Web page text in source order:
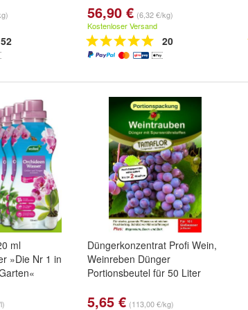
52
56,90 € (6,32 €/kg)
Kostenloser Versand
20
ml
»Die Nr 1 in
Düngerkonzentrat Profi Wein,
Weinreben Dünger
Portionsbeutel für 50 Liter
5,65 € (113,00 €/kg)